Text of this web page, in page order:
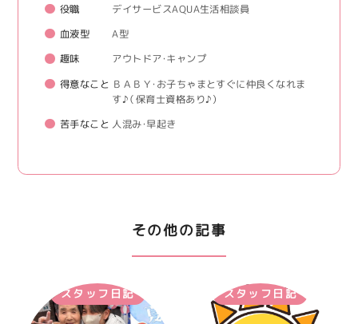
役職 デイサービスAQUA生活相談員
血液型 A型
趣味 アウトドア・キャンプ
得意なこと
ＢＡＢＹ・お子ちゃまとすぐに仲良くなれま
す♪（保育士資格あり♪）
苦手なこと 人混み・早起き
その他の記事
スタッフ日記 スタッフ日記